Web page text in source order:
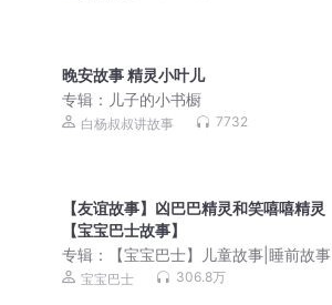
晚安故事 精灵小叶儿
专辑： 儿子的小书橱
白杨叔叔讲故事 7732
【友谊故事】凶巴巴精灵和笑嘻嘻精灵
【宝宝巴士故事】
专辑：
【宝宝巴士】儿童故事|睡前故事
宝宝巴士 306.8万